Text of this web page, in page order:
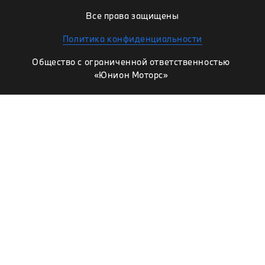
Все права защищены
Политика конфиденциальности
Общество с ограниченной ответственностью
«Юнион Моторс»